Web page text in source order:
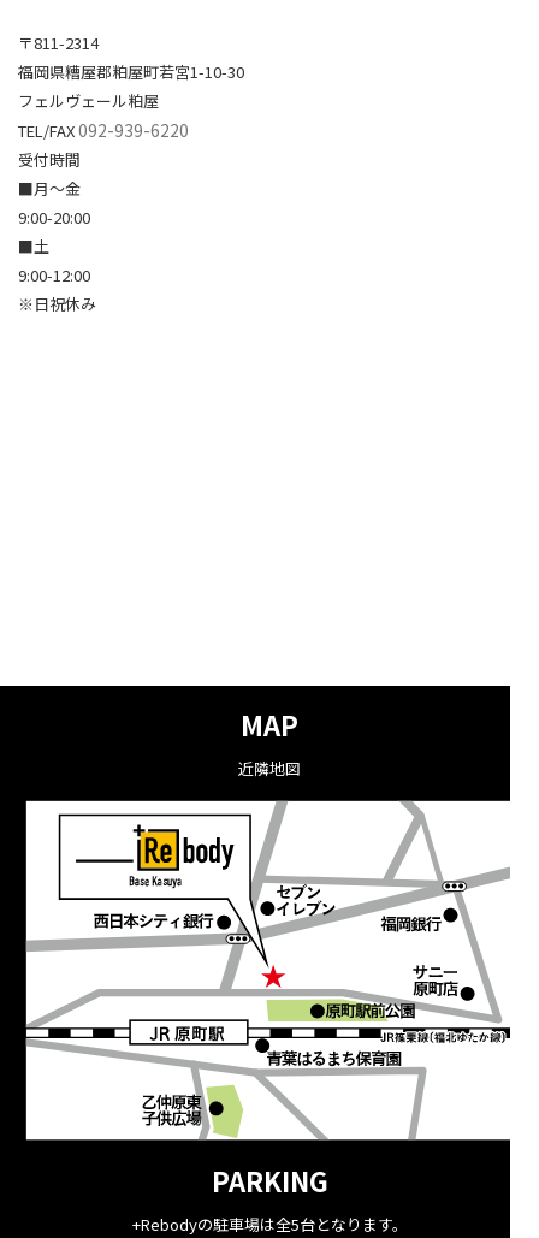
〒811-2314
福岡県糟屋郡粕屋町若宮1-10-30
フェルヴェール粕屋
TEL/FAX092-939-6220
受付時間
■月～金
9:00-20:00
■土
9:00-12:00
※日祝休み
MAP
近隣地図
PARKING
+Rebodyの駐車場は全5台となります。